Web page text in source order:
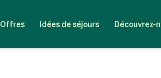
Offres Idées de séjours Découvrez-